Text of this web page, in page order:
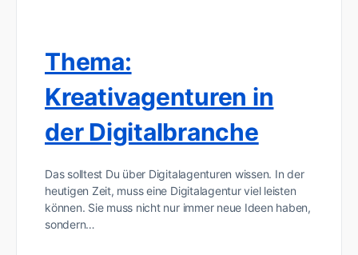
Thema:
Kreativagenturen in
der Digitalbranche
Das solltest Du über Digitalagenturen wissen. In der
heutigen Zeit, muss eine Digitalagentur viel leisten
können. Sie muss nicht nur immer neue Ideen haben,
sondern…